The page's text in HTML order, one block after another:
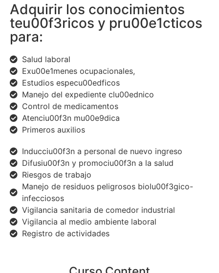
Adquirir los conocimientos
teu00f3ricos y pru00e1cticos
para:
Salud laboral
Exu00e1menes ocupacionales,
Estudios especu00edficos
Manejo del expediente clu00ednico
Control de medicamentos
Atenciu00f3n mu00e9dica
Primeros auxilios
Inducciu00f3n a personal de nuevo ingreso
Difusiu00f3n y promociu00f3n a la salud
Riesgos de trabajo
Manejo de residuos peligrosos biolu00f3gico-
infecciosos
Vigilancia sanitaria de comedor industrial
Vigilancia al medio ambiente laboral
Registro de actividades